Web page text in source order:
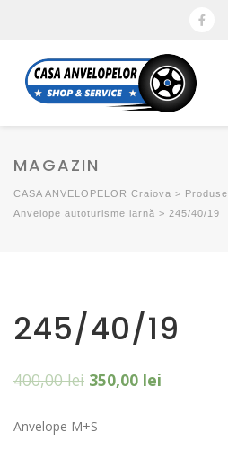
MAGAZIN
CASA ANVELOPELOR Craiova > Produse
Anvelope autoturisme iarnă > 245/40/19
245/40/19
400,00lei 350,00 lei
Anvelope M+S